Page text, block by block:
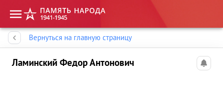
Вернуться на главную страницу
Ламинский Федор Антонович
Память народа